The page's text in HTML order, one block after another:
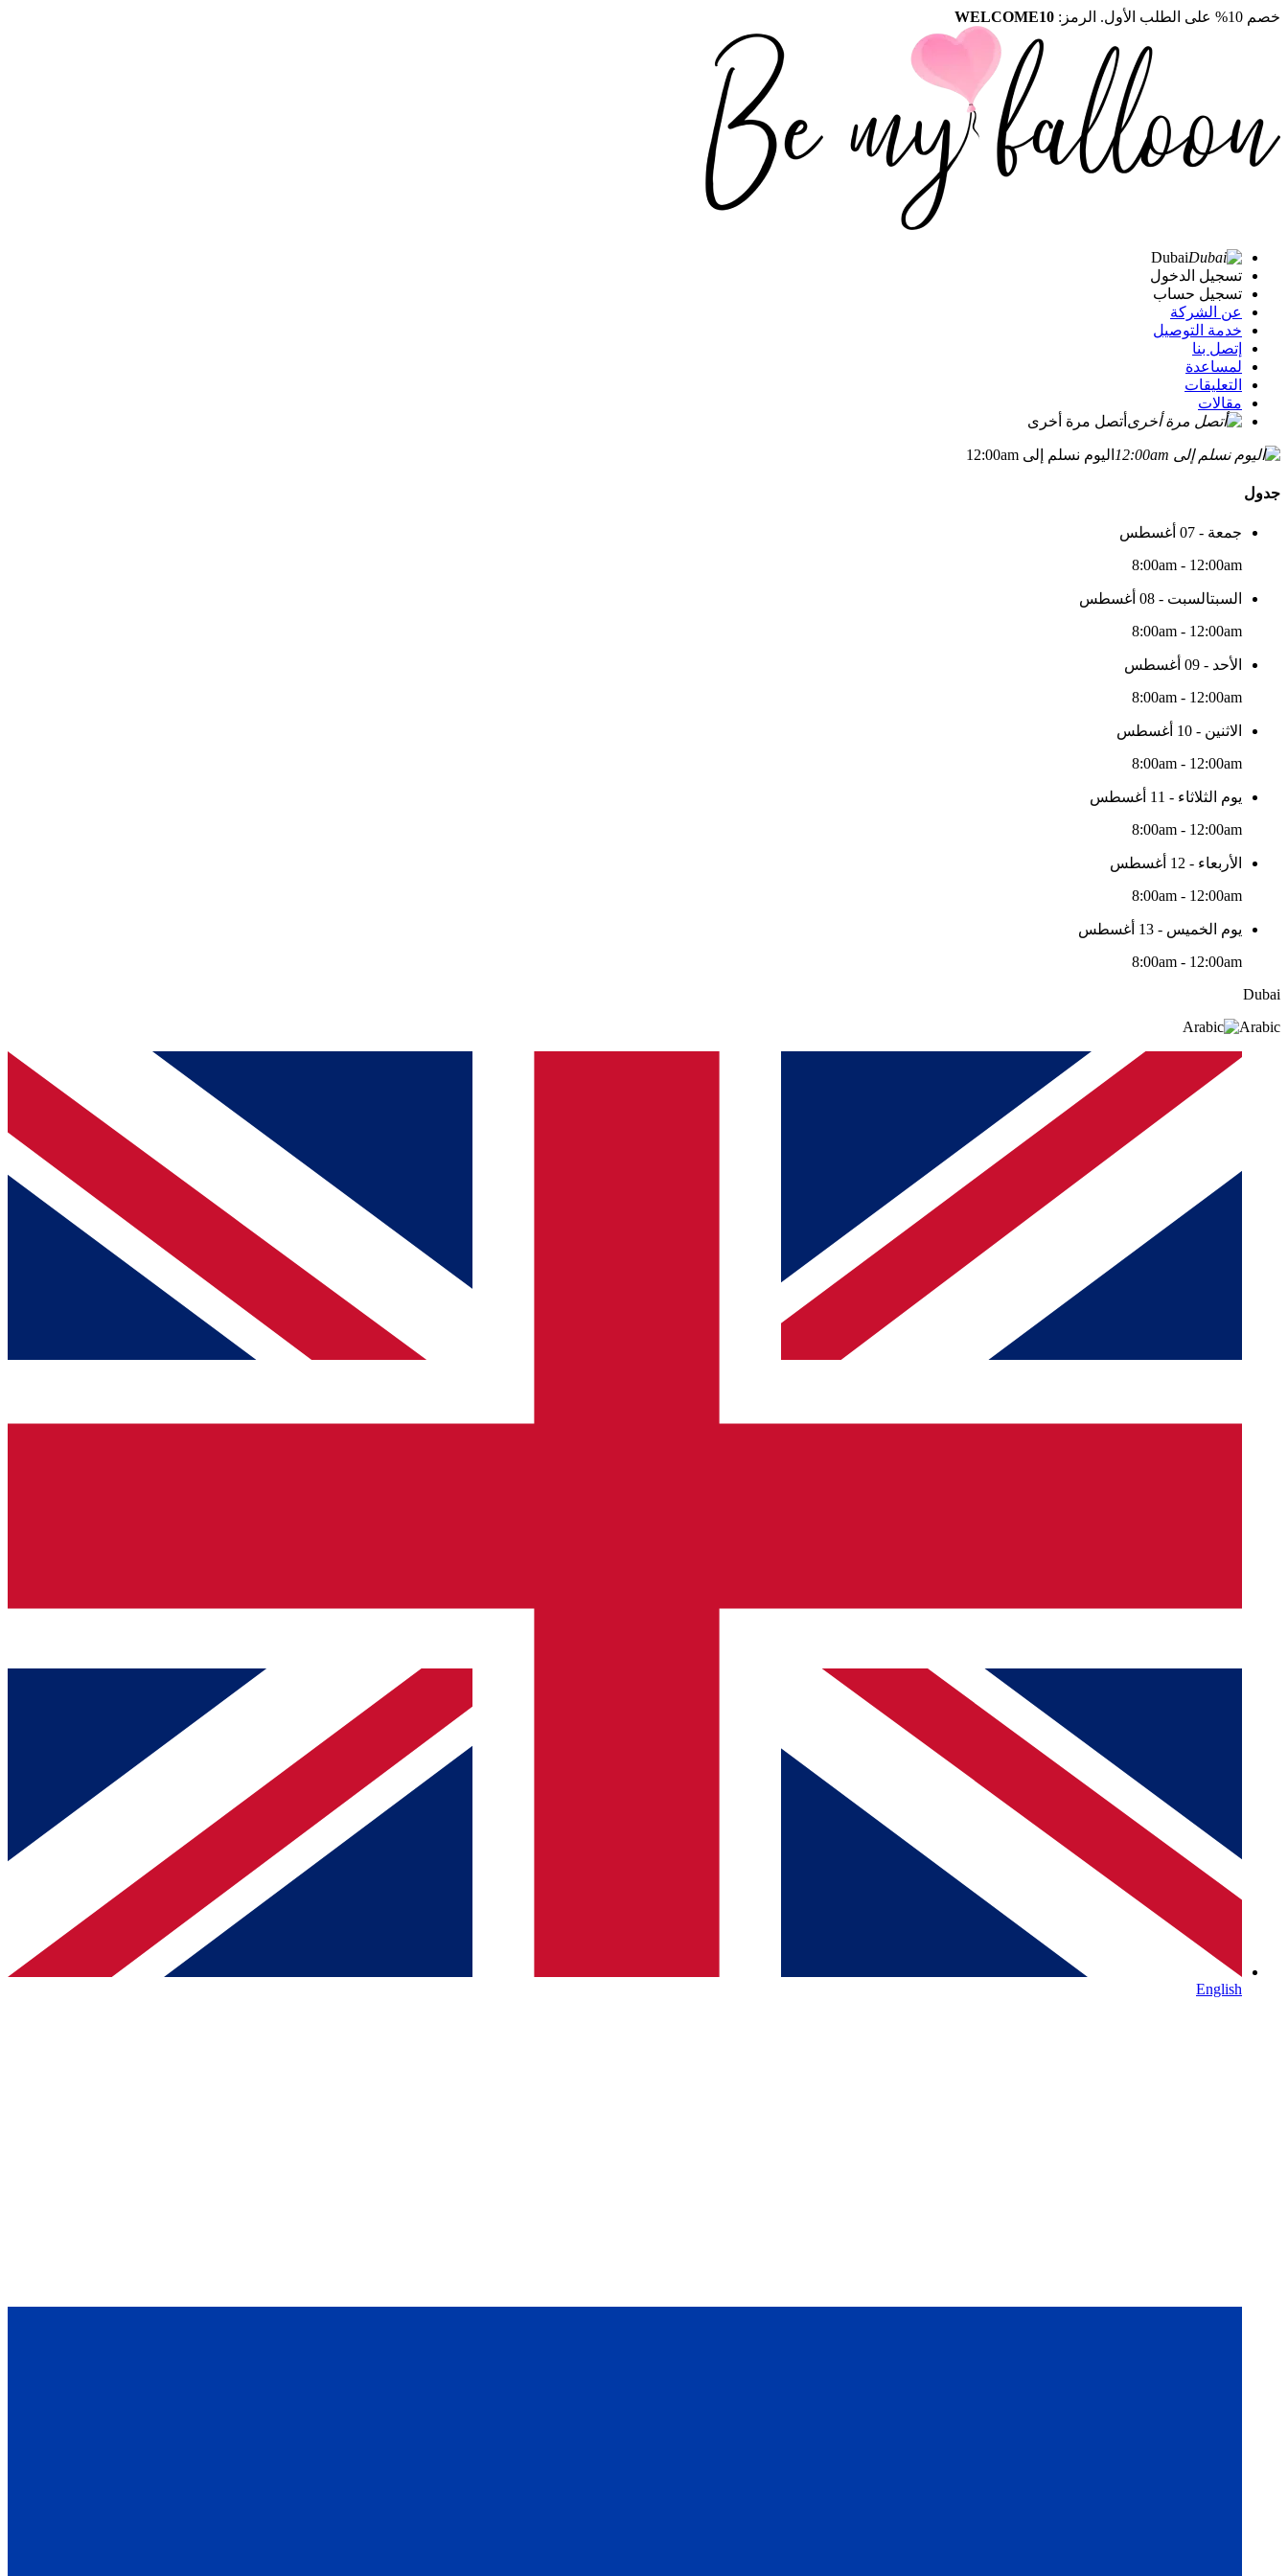
خصم 10% على الطلب الأول. الرمز: WELCOME10
Dubai
تسجيل الدخول
تسجيل حساب
عن الشركة
خدمة التوصيل
إتصل بنا
لمساعدة
التعليقات
مقالات
أتصل مرة أخرى
اليوم نسلم إلى 12:00am
جدول
جمعة - 07 أغسطس
8:00am - 12:00am
السبتالسبت - 08 أغسطس
8:00am - 12:00am
الأحد - 09 أغسطس
8:00am - 12:00am
الاثنين - 10 أغسطس
8:00am - 12:00am
يوم الثلاثاء - 11 أغسطس
8:00am - 12:00am
الأربعاء - 12 أغسطس
8:00am - 12:00am
يوم الخميس - 13 أغسطس
8:00am - 12:00am
Dubai
Arabic
English